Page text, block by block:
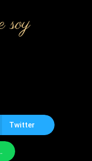
soy
Twitter